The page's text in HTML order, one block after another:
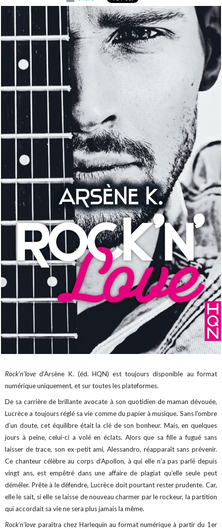
Rock’n’love d'Arsène K. (éd. HQN) est toujours disponible au format
numérique uniquement, et sur toutes les plateformes.
De sa carrière de brillante avocate à son quotidien de maman dévouée,
Lucrèce a toujours réglé sa vie comme du papier à musique. Sans l’ombre
d’un doute, cet équilibre était la clé de son bonheur. Mais, en quelques
jours à peine, celui-ci a volé en éclats. Alors que sa fille a fugué sans
laisser de trace, son ex-petit ami, Alessandro, réapparaît sans prévenir.
Ce chanteur célèbre au corps d’Apollon, à qui elle n’a pas parlé depuis
vingt ans, est empêtré dans une affaire de plagiat qu’elle seule peut
démêler. Prête à le défendre, Lucrèce doit pourtant rester prudente. Car,
elle le sait, si elle se laisse de nouveau charmer par le rockeur, la partition
qui accordait sa vie ne sera plus jamais la même.
Rock’n’love paraîtra chez Harlequin au format numérique à partir du 1er